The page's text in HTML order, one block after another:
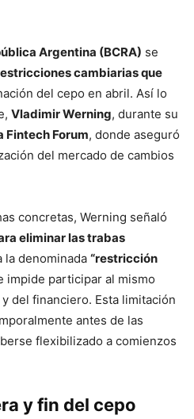
Argentina (BCRA) se
cambiarias que
del cepo en abril. Así lo
Vladimir Werning, durante su
Fintech Forum, donde aseguró
del mercado de cambios
concretas, Werning señaló
eliminar las trabas
la denominada “restricción
impide participar al mismo
del financiero. Esta limitación
antes de las
flexibilizado a comienzos
y fin del cepo